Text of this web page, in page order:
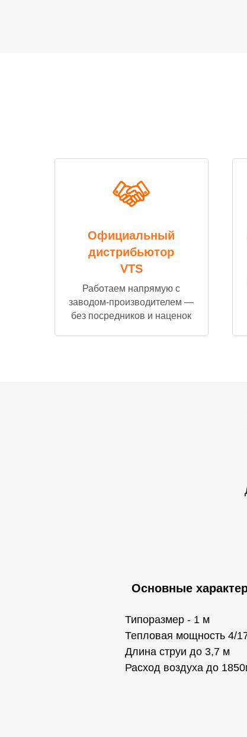
Официальный
дистрибьютор
VTS
Работаем напрямую с
заводом-производителем —
без посредников и наценок
Основные
Типоразмер - 1 м
Тепловая мощность 4/
Длина струи до 3,7 м
Расход воздуха до